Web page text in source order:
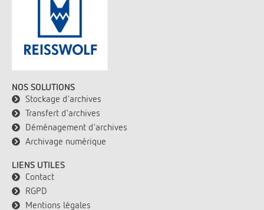
NOS SOLUTIONS
Stockage d'archives
Transfert d'archives
Déménagement d'archives
Archivage numérique
LIENS UTILES
Contact
RGPD
Mentions légales